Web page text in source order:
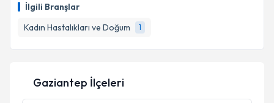
İlgili Branşlar
Kadın Hastalıkları ve Doğum
1
takvim hazırlandığında e-posta ile bilgilendireceğiz.
Kişisel verilerimin işlenmesine ilişkinAydınlatma
Gaziantep İlçeleri